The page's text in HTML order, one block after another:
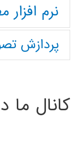
نرم
پردازش
کانال ما